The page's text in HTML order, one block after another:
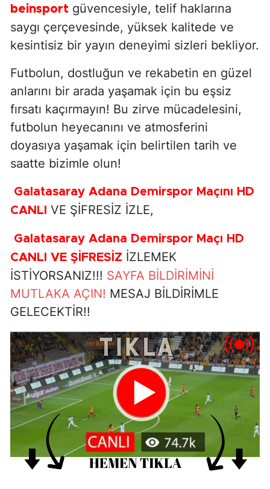
beinsport güvencesiyle, telif haklarına
saygı çerçevesinde, yüksek kalitede ve
kesintisiz bir yayın deneyimi sizleri bekliyor.
Futbolun, dostluğun ve rekabetin en güzel
anlarını bir arada yaşamak için bu eşsiz
fırsatı kaçırmayın! Bu zirve mücadelesini,
futbolun heyecanını ve atmosferini
doyasıya yaşamak için belirtilen tarih ve
saatte bizimle olun!
Galatasaray Adana Demirspor Maçını HD
CANLI VE ŞİFRESİZ İZLE,
Galatasaray Adana Demirspor Maçı HD
CANLI VE ŞİFRESİZ İZLEMEK
İSTİYORSANIZ!!! SAYFA BİLDİRİMİNİ
MUTLAKA AÇIN! MESAJ BİLDİRİMLE
GELECEKTİR!!